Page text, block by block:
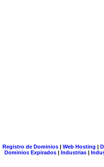
Registro de Dominios| Web Hosting |
Dominios Expirados | Industrias |